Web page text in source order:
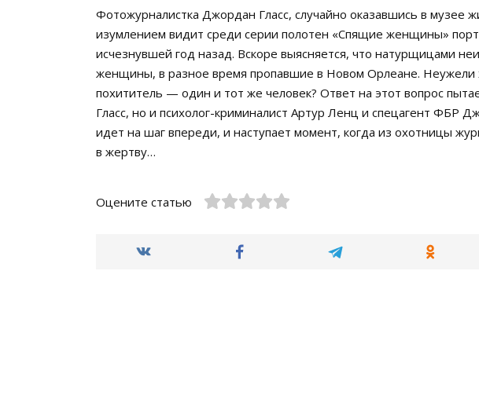
Фотожурналистка Джордан Гласс, случайно оказавшись в музее
изумлением видит среди серии полотен «Спящие женщины»
исчезнувшей год назад. Вскоре выясняется, что натурщицами
женщины, в разное время пропавшие в Новом Орлеане. Неужели
похититель — один и тот же человек? Ответ на этот вопрос
Гласс, но и психолог-криминалист Артур Ленц и спецагент ФБР
идет на шаг впереди, и наступает момент, когда из охотницы
в жертву…
Оцените статью